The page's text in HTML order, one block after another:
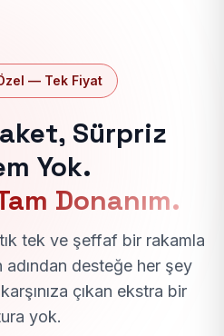
— Tek Fiyat
Sürpriz
Yok.
Donanım.
tek ve şeffaf bir rakamla
desteğe her şey
çıkan ekstra bir
yok.